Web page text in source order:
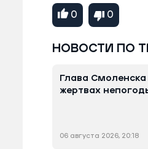
0 0
НОВОСТИ ПО
Глава
жертвах
06 августа 2026, 20:18